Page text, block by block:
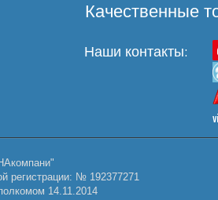
Качественные
Наши контакты:
регистрации: № 192377271
14.11.2014